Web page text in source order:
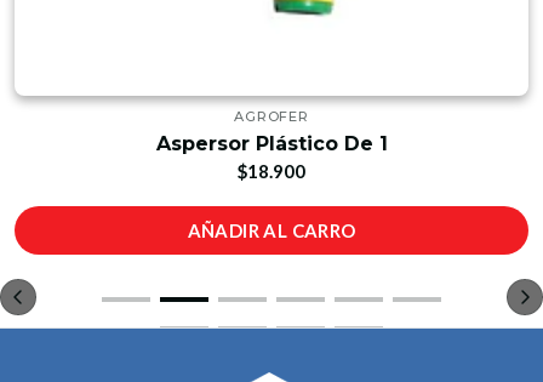
AGROFER
Aspersor Plástico De 1
$18.900
AÑADIR AL CARRO